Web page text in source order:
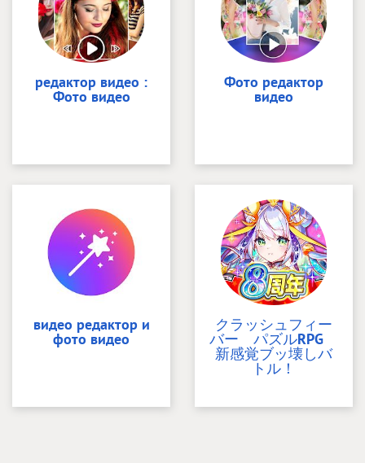
редактор видео :
Фото видео
Фото редактор
видео
видео редактор и
фото видео
クラッシュフィー
バー パズルRPG
新感覚ブッ壊しバ
トル！